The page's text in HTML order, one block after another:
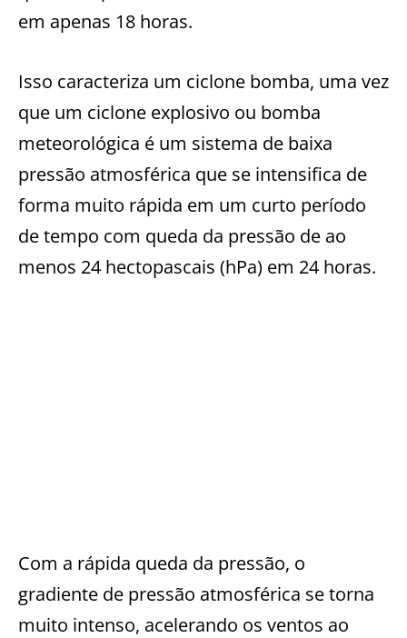
em apenas 18 horas.
Isso caracteriza um ciclone bomba, uma vez
que um ciclone explosivo ou bomba
meteorológica é um sistema de baixa
pressão atmosférica que se intensifica de
forma muito rápida em um curto período
de tempo com queda da pressão de ao
menos 24 hectopascais (hPa) em 24 horas.
Com a rápida queda da pressão, o
gradiente de pressão atmosférica se torna
muito intenso, acelerando os ventos ao